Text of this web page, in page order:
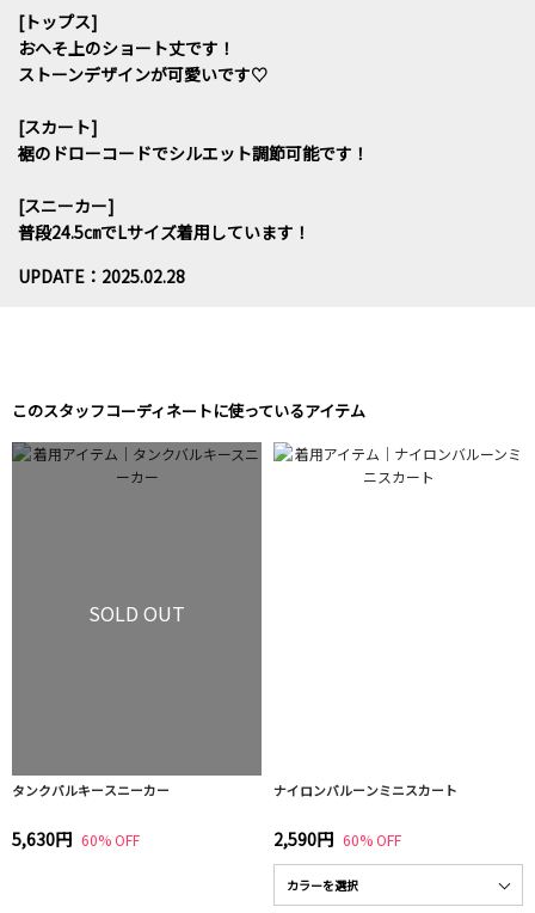
[トップス]
おへそ上のショート丈です！
ストーンデザインが可愛いです♡
[スカート]
裾のドローコードでシルエット調節可能です！
[スニーカー]
普段24.5㎝でLサイズ着用しています！
UPDATE：2025.02.28
このスタッフコーディネートに使っているアイテム
SOLD OUT
タンクバルキースニーカー
5,630円 60% OFF
ナイロンバルーンミニスカート
2,590円 60% OFF